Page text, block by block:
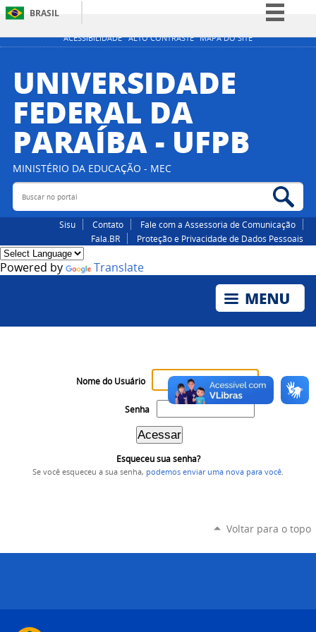
ACESSIBILIDADE ALTO CONTRASTE MAPA DO SITE
BRASIL
Simplifique!
Participe
Acesso à informação
Canais
UNIVERSIDADE
FEDERAL DA
PARAÍBA - UFPB
MINISTÉRIO DA EDUCAÇÃO - MEC
Buscar no portal
Sisu Contato
Fale com a Assessoria de Comunicação
Fala.BR
Proteção e Privacidade de Dados Pessoais
Powered by Translate
Nome do Usuário
Senha
Esqueceu sua senha?
Se você esqueceu a sua senha, podemos enviar uma nova para você
Voltar para o topo